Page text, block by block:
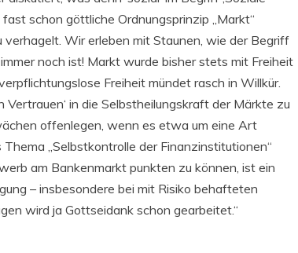
schon göttliche Ordnungsprinzip „Markt“
Wir erleben mit Staunen, wie der Begriff
noch ist! Markt wurde bisher stets mit Freiheit
Freiheit mündet rasch in Willkür.
in die Selbstheilungskraft der Märkte zu
offenlegen, wenn es etwa um eine Art
„Selbstkontrolle der Finanzinstitutionen“
am Bankenmarkt punkten zu können, ist ein
– insbesondere bei mit Risiko behafteten
wird ja Gottseidank schon gearbeitet.“